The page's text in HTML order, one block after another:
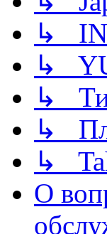
↳
↳
↳
↳
↳
О